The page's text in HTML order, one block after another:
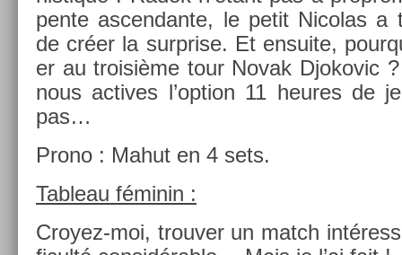
pente as­cen­dante, le petit Nicolas a
de créer la sur­pr­ise. Et en­suite,
er au troisiè­me tour Novak Djokovic
nous ac­tives l’op­tion 11 heures de
pas…
Prono : Mahut en 4 sets.
Tab­leau féminin :
Croyez-moi, trouv­er un match